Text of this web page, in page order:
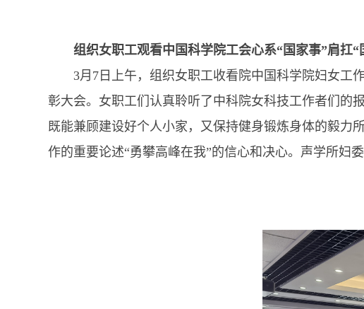
组织女职工观看中国科学院工会心系“国家事”肩扛
3月7日上午，组织女职工收看院中国科学院妇女工作
彰大会。女职工们认真聆听了中科院女科技工作者们的
既能兼顾建设好个人小家，又保持健身锻炼身体的毅力
作的重要论述“勇攀高峰在我”的信心和决心。声学所妇